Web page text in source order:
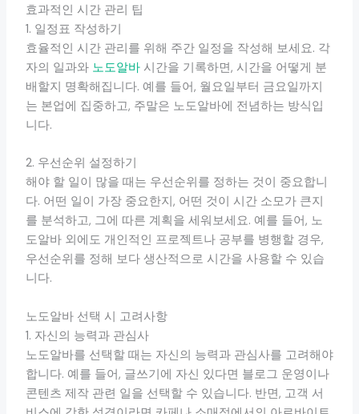
효과적인 시간 관리 팁
1. 일정표 작성하기
효율적인 시간 관리를 위해 주간 일정을 작성해 보세요. 각
자의 일과와 노도알바시간을 기록하면, 시간을 어떻게 분
배할지 명확해집니다. 예를 들어, 월요일부터 금요일까지
는 본업에 집중하고, 주말은 노도알바에 전념하는 방식입
니다.
2. 우선순위 설정하기
해야 할 일이 많을 때는 우선순위를 정하는 것이 중요합니
다. 어떤 일이 가장 중요한지, 어떤 것이 시간 소모가 큰지
를 분석하고, 그에 따른 계획을 세워보세요. 예를 들어, 노
도알바 외에도 개인적인 프로젝트나 공부를 병행할 경우,
우선순위를 정해 보다 생산적으로 시간을 사용할 수 있습
니다.
노도알바 선택 시 고려사항
1. 자신의 능력과 관심사
노도알바를 선택할 때는 자신의 능력과 관심사를 고려해야
합니다. 예를 들어, 글쓰기에 자신 있다면 블로그 운영이나
콘텐츠 제작 관련 일을 선택할 수 있습니다. 반면, 고객 서